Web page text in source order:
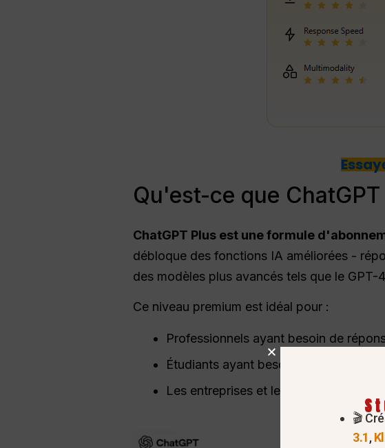
Qu'est-ce que
ChatGPT Plus est une formule
débloque des fonctions IA améliorées -
des modèles plus avancés tels que le GPT-
Ce niveau premium est idéal pour :
Professionnels ayant besoin de
Étudiants ayant besoin d'une aide
Les entreprises et les créateurs tirent
🎬
3.1,